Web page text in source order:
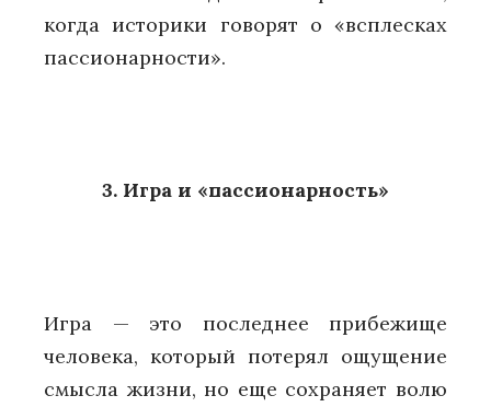
когда историки говорят о «всплесках
пассионарности».
3. Игра и «пассионарность»
Игра — это последнее прибежище
человека, который потерял ощущение
смысла жизни, но еще сохраняет волю